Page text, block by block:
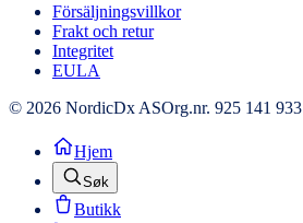
Försäljningsvillkor
Frakt och retur
Integritet
EULA
© 2026 NordicDx ASOrg.nr. 925 141 933
Hjem
Søk
Butikk